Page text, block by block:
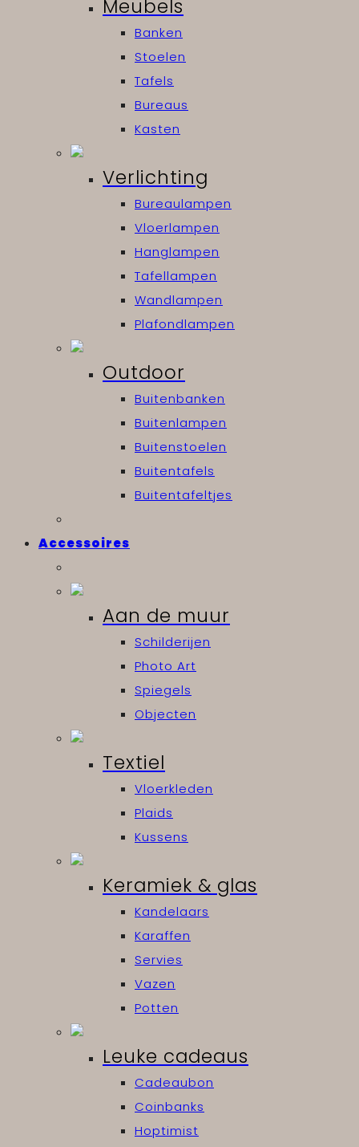
Meubels
Banken
Stoelen
Tafels
Bureaus
Kasten
Verlichting
Bureaulampen
Vloerlampen
Hanglampen
Tafellampen
Wandlampen
Plafondlampen
Outdoor
Buitenbanken
Buitenlampen
Buitenstoelen
Buitentafels
Buitentafeltjes
Accessoires
Aan de muur
Schilderijen
Photo Art
Spiegels
Objecten
Textiel
Vloerkleden
Plaids
Kussens
Keramiek & glas
Kandelaars
Karaffen
Servies
Vazen
Potten
Leuke cadeaus
Cadeaubon
Coinbanks
Hoptimist